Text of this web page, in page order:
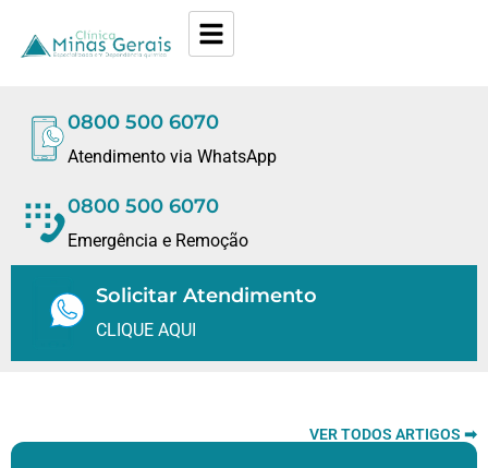
0800 500 6070
Atendimento via WhatsApp
0800 500 6070
Emergência e Remoção
Solicitar Atendimento
CLIQUE AQUI
VER TODOS ARTIGOS ➡